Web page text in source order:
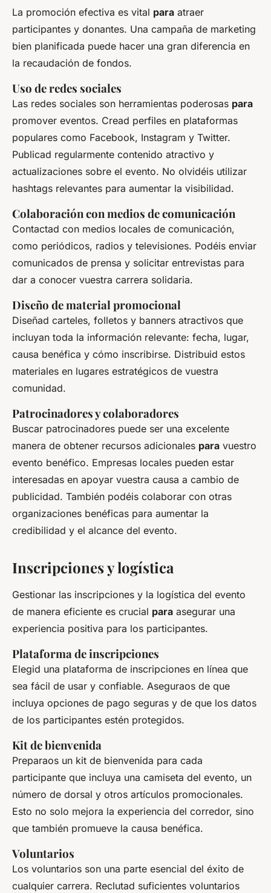
La promoción efectiva es vital para atraer
participantes y donantes. Una campaña de marketing
bien planificada puede hacer una gran diferencia en
la recaudación de fondos.
Uso de redes sociales
Las redes sociales son herramientas poderosas para
promover eventos. Cread perfiles en plataformas
populares como Facebook, Instagram y Twitter.
Publicad regularmente contenido atractivo y
actualizaciones sobre el evento. No olvidéis utilizar
hashtags relevantes para aumentar la visibilidad.
Colaboración con medios de comunicación
Contactad con medios locales de comunicación,
como periódicos, radios y televisiones. Podéis enviar
comunicados de prensa y solicitar entrevistas para
dar a conocer vuestra carrera solidaria.
Diseño de material promocional
Diseñad carteles, folletos y banners atractivos que
incluyan toda la información relevante: fecha, lugar,
causa benéfica y cómo inscribirse. Distribuid estos
materiales en lugares estratégicos de vuestra
comunidad.
Patrocinadores y colaboradores
Buscar patrocinadores puede ser una excelente
manera de obtener recursos adicionales para vuestro
evento benéfico. Empresas locales pueden estar
interesadas en apoyar vuestra causa a cambio de
publicidad. También podéis colaborar con otras
organizaciones benéficas para aumentar la
credibilidad y el alcance del evento.
Inscripciones y logística
Gestionar las inscripciones y la logística del evento
de manera eficiente es crucial para asegurar una
experiencia positiva para los participantes.
Plataforma de inscripciones
Elegid una plataforma de inscripciones en línea que
sea fácil de usar y confiable. Aseguraos de que
incluya opciones de pago seguras y de que los datos
de los participantes estén protegidos.
Kit de bienvenida
Preparaos un kit de bienvenida para cada
participante que incluya una camiseta del evento, un
número de dorsal y otros artículos promocionales.
Esto no solo mejora la experiencia del corredor, sino
que también promueve la causa benéfica.
Voluntarios
Los voluntarios son una parte esencial del éxito de
cualquier carrera. Reclutad suficientes voluntarios